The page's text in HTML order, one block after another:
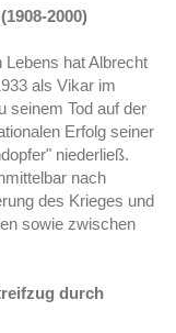
2000)
Lebens hat Albrecht
als Vikar im
seinem Tod auf der
Erfolg seiner
niederließ.
nach
des Krieges und
sowie zwischen
durch